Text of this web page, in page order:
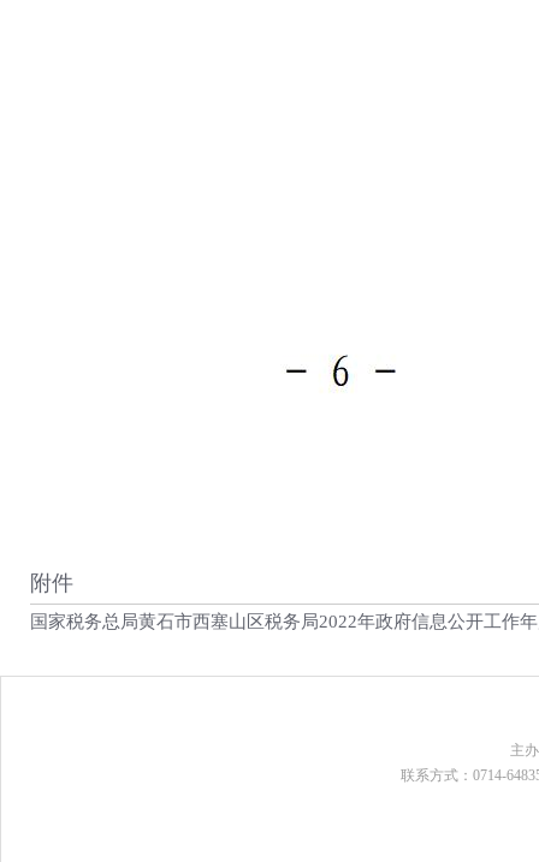
附件
国家税务总局黄石市西塞山区税务局2022年政府信息公开工作
主
联系方式：0714-